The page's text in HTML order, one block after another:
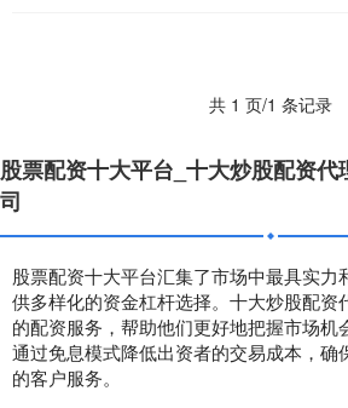
共 1 页/1 条记录
股票配资十大平台_十大炒股配资
司
股票配资十大平台汇集了市场中最具实力
供多样化的资金杠杆选择。十大炒股配资
的配资服务，帮助他们更好地把握市场机
通过免息模式降低出资者的交易成本，确
的客户服务。